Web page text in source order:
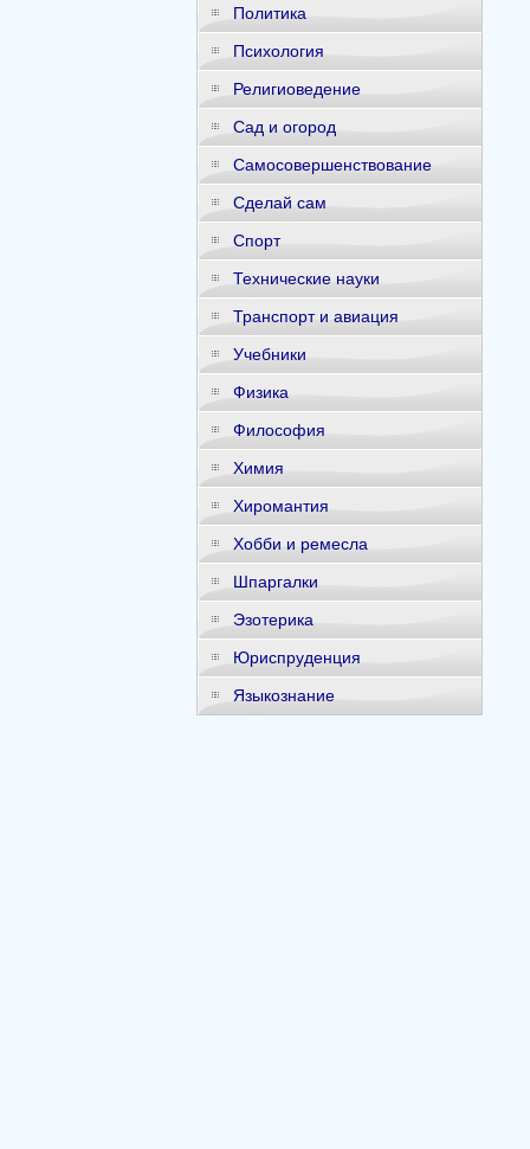
Политика
Психология
Религиоведение
Сад и огород
Самосовершенствование
Сделай сам
Спорт
Технические науки
Транспорт и авиация
Учебники
Физика
Философия
Химия
Хиромантия
Хобби и ремесла
Шпаргалки
Эзотерика
Юриспруденция
Языкознание